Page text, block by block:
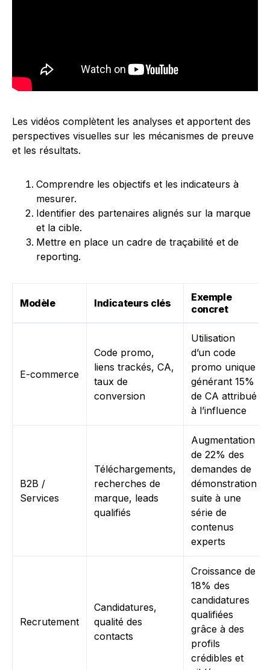
Les vidéos complètent les analyses et apportent des
perspectives visuelles sur les mécanismes de preuve
et les résultats.
Comprendre les objectifs et les indicateurs à
mesurer.
Identifier des partenaires alignés sur la marque
et la cible.
Mettre en place un cadre de traçabilité et de
reporting.
Modèle Indicateurs clés
Exemple
concret
E-commerce
Code promo,
liens trackés, CA,
taux de
conversion
Utilisation
d’un code
promo unique
générant 15%
de CA attribué
à l’influence
B2B /
Services
Téléchargements,
recherches de
marque, leads
qualifiés
Augmentation
de 22% des
demandes de
démonstration
suite à une
série de
contenus
experts
Recrutement
Candidatures,
qualité des
contacts
Croissance de
18% des
candidatures
qualifiées
grâce à des
profils
crédibles et